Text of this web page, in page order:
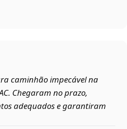
caminhão impecável na
Chegaram no prazo,
adequados e garantiram